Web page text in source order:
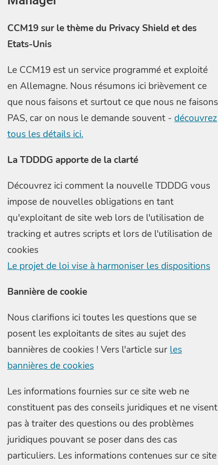
CCM19 sur le thème du Privacy Shield et des
Etats-Unis
Le CCM19 est un service programmé et exploité
en Allemagne. Nous résumons ici brièvement ce
que nous faisons et surtout ce que nous ne faisons
PAS, car on nous le demande souvent - découvrez
tous les détails ici.
La TDDDG apporte de la clarté
Découvrez ici comment la nouvelle TDDDG vous
impose de nouvelles obligations en tant
qu'exploitant de site web lors de l'utilisation de
tracking et autres scripts et lors de l'utilisation de
cookies
Le projet de loi vise à harmoniser les dispositions
Bannière de cookie
Nous clarifions ici toutes les questions que se
posent les exploitants de sites au sujet des
bannières de cookies ! Vers l'article surles
bannières de cookies
Les informations fournies sur ce site web ne
constituent pas des conseils juridiques et ne visent
pas à traiter des questions ou des problèmes
juridiques pouvant se poser dans des cas
particuliers. Les informations contenues sur ce site